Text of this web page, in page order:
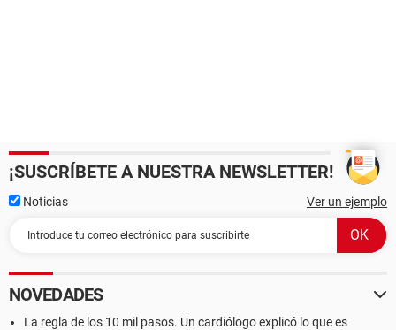
¡SUSCRÍBETE A NUESTRA NEWSLETTER!
Noticias Ver un ejemplo
NOVEDADES
La regla de los 10 mil pasos. Un cardiólogo explicó lo que es